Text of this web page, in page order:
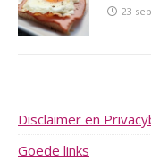
23
Disclaimer en
Goede links